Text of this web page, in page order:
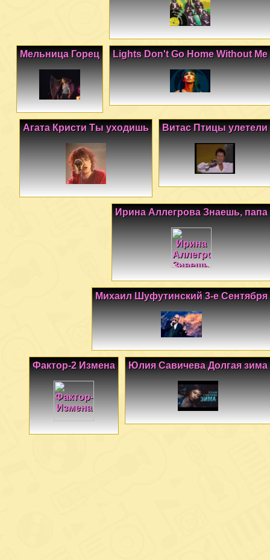
Lights Don't Go Home Without Me
Мельница Горец
Витас Птицы улетели
Агата Кристи Ты уходишь
Ирина Аллегрова Знаешь, папа
Михаил Шуфутинский 3-е Сентября
Юлия Савичева Долгая зима
Фактор-2 Измена